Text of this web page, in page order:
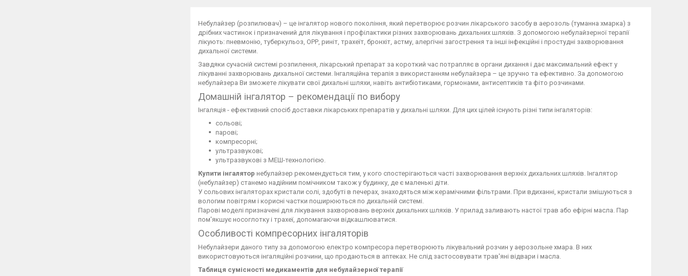
Небулайзер (розпилювач) – це інгалятор нового покоління, який перетворює розчин лікарського засобу в аерозоль (туманна хмарка) з
дрібних частинок і призначений для лікування і профілактики різних захворювань дихальних шляхів. З допомогою небулайзерної терапії
лікують: пневмонію, туберкульоз, ОРР, риніт, трахеїт, бронхіт, астму, алергічні загострення та інші інфекційні і простудні захворювання
дихальної системи.
Завдяки сучасній системі розпилення, лікарський препарат за короткий час потрапляє в органи дихання і дає максимальний ефект у
лікуванні захворювань дихальної системи. Інгаляційна терапія з використанням небулайзера – це зручно та ефективно. За допомогою
небулайзера Ви зможете лікувати свої дихальні шляхи, навіть антибіотиками, гормонами, антисептиків та фіто розчинами.
Домашній інгалятор – рекомендації по вибору
Інгаляція - ефективний спосіб доставки лікарських препаратів у дихальні шляхи. Для цих цілей існують різні типи інгаляторів:
сольові;
парові;
компресорні;
ультразвукові;
ультразвукові з МЕШ-технологією.
Купити інгалятор небулайзер рекомендується тим, у кого спостерігаються часті захворювання верхніх дихальних шляхів. Інгалятор
(небулайзер) станемо надійним помічником також у будинку, де є маленькі діти.
У сольових інгаляторах кристали солі, здобуті в печерах, знаходяться між керамічними фільтрами. При вдиханні, кристали змішуються з
вологим повітрям і корисні частки поширюються по дихальній системі.
Парові моделі призначені для лікування захворювань верхніх дихальних шляхів. У прилад заливають настої трав або ефірні масла. Пар
пом'якшує носоглотку і трахеї, допомагаючи відкашлюватися.
Особливості компресорних інгаляторів
Небулайзери даного типу за допомогою електро компресора перетворюють лікувальний розчин у аерозольне хмара. В них
використовуються інгаляційні розчини, що продаються в аптеках. Не слід застосовувати трав'яні відвари і масла.
Таблиця сумісності медикаментів для небулайзерної терапії